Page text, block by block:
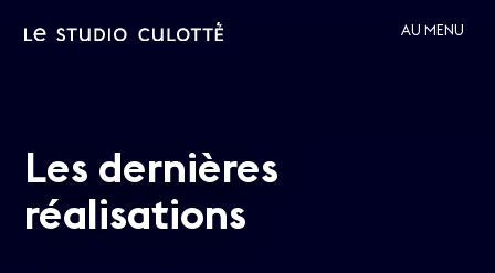
AU MENU
Les dernières
réalisations